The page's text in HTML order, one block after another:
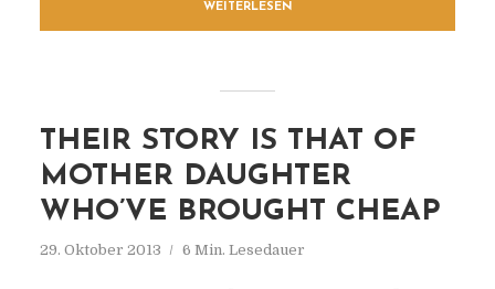
WEITERLESEN
THEIR STORY IS THAT OF
MOTHER DAUGHTER
WHO’VE BROUGHT CHEAP
29. Oktober 2013 6 Min. Lesedauer